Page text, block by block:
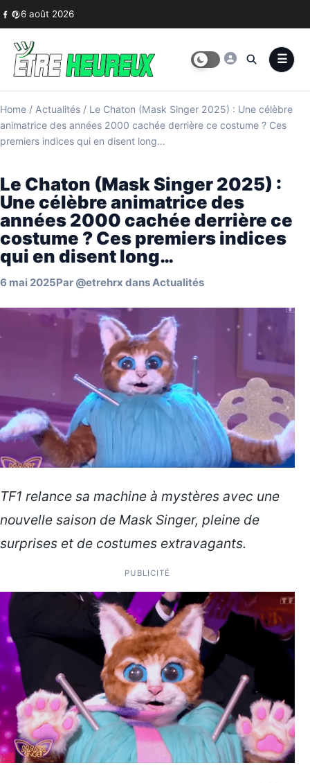
Skip to content
6 août 2026
Home / Actualités / Le Chaton (Mask Singer 2025) : Une célèbre
animatrice des années 2000 cachée derrière ce costume ? Ces
premiers indices qui en disent long…
Le Chaton (Mask Singer 2025) :
Une célèbre animatrice des
années 2000 cachée derrière ce
costume ? Ces premiers indices
qui en disent long…
6 mai 2025Par @etrehrx dansActualités
TF1 relance sa machine à mystères avec une
nouvelle saison de Mask Singer, pleine de
surprises et de costumes extravagants.
PUBLICITÉ